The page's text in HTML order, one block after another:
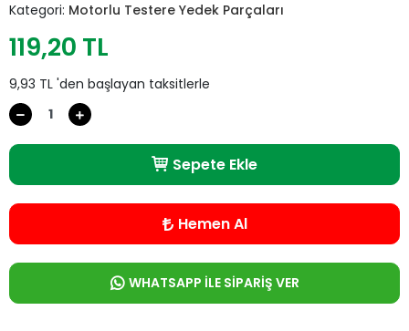
Kategori: Motorlu Testere Yedek Parçaları
119,20 TL
9,93 TL 'den başlayan taksitlerle
Sepete Ekle
Hemen Al
WHATSAPP İLE SİPARİŞ VER